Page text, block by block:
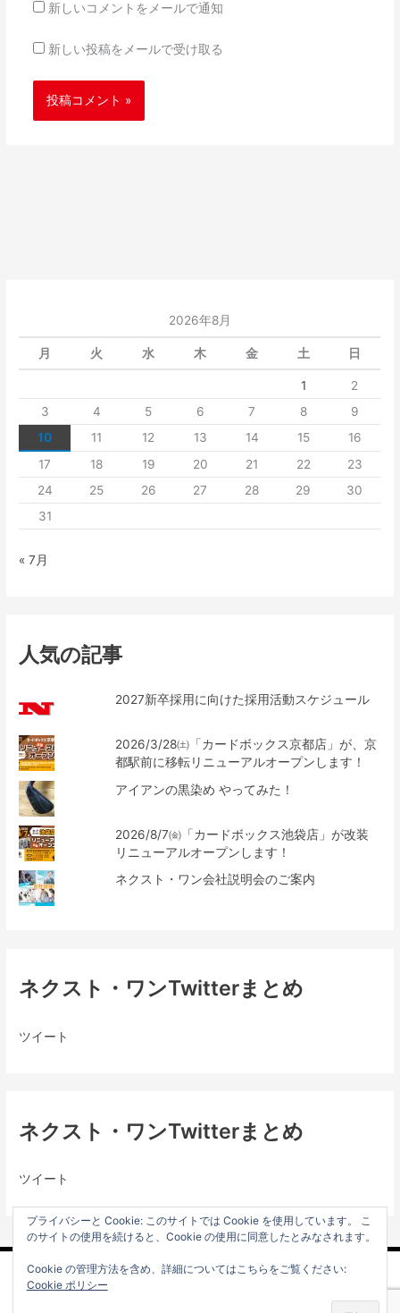
新しいコメントをメールで通知
新しい投稿をメールで受け取る
2026年8月
月 火 水 木 金 土 日
1
2
3
4 5 6 7 8
9
10
11 12 13 14 15
16
17
18 19 20 21 22
23
24
25 26 27 28 29
30
31
« 7月
人気の記事
2027新卒採用に向けた採用活動スケジュール
2026/3/28㈯「カードボックス京都店」が、京
都駅前に移転リニューアルオープンします！
アイアンの黒染め やってみた！
2026/8/7㈮「カードボックス池袋店」が改装
リニューアルオープンします！
ネクスト・ワン会社説明会のご案内
ネクスト・ワンTwitterまとめ
ツイート
ネクスト・ワンTwitterまとめ
ツイート
プライバシーと Cookie: このサイトでは Cookie を使用しています。 こ
のサイトの使用を続けると、Cookie の使用に同意したとみなされます。
Cookie の管理方法を含め、詳細についてはこちらをご覧ください:
Cookie ポリシー